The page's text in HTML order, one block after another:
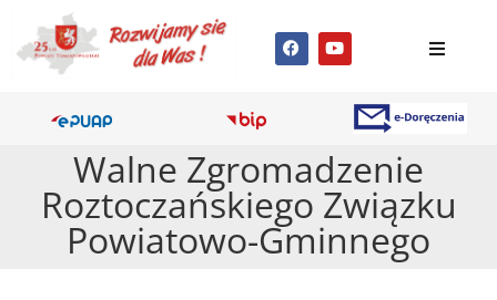
Walne Zgromadzenie
Roztoczańskiego Związku
Powiatowo-Gminnego